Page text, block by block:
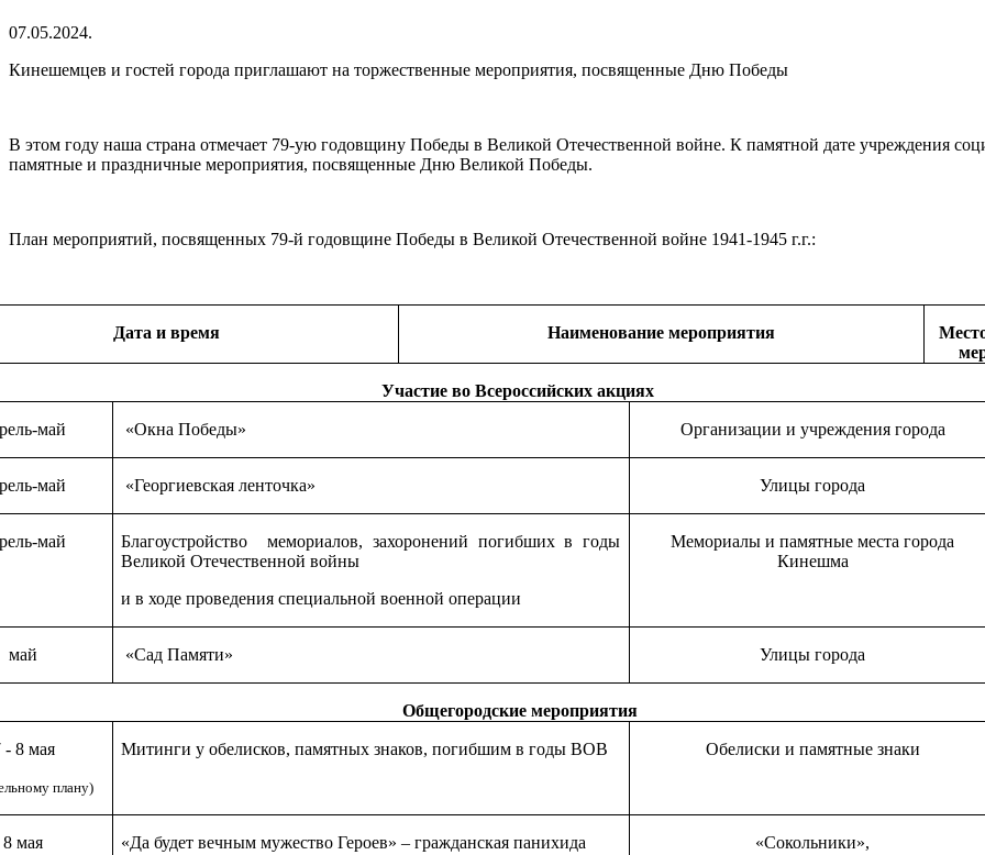
07.05.2024.
Кинешемцев и гостей города приглашают на торжественные мероприятия, посвященные Дню Победы
В этом году наша страна отмечает 79-ую годовщину Победы в Великой Отечественной войне. К памятной дате учреждения
памятные и праздничные мероприятия, посвященные Дню Великой Победы.
План мероприятий, посвященных 79-й годовщине Победы в Великой Отечественной войне 1941-1945 г.г.:
Дата и время Наименование мероприятия
Участие во Всероссийских акциях
май «Окна Победы» Организации и учреждения города
май «Георгиевская ленточка» Улицы города
май
Благоустройство мемориалов, захоронений погибших в годы
Великой Отечественной войны
и в ходе проведения специальной военной операции
Мемориалы и памятные места города
Кинешма
май «Сад Памяти» Улицы города
Общегородские мероприятия
- 8 мая
плану)
Митинги у обелисков, памятных знаков, погибшим в годы ВОВ Обелиски и памятные знаки
8 мая
«Да будет вечным мужество Героев» – гражданская панихида «Сокольники»,